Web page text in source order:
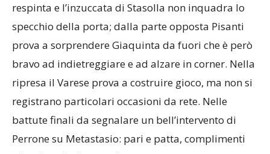
respinta e l’inzuccata di Stasolla non inquadra lo
specchio della porta; dalla parte opposta Pisanti
prova a sorprendere Giaquinta da fuori che è però
bravo ad indietreggiare e ad alzare in corner. Nella
ripresa il Varese prova a costruire gioco, ma non si
registrano particolari occasioni da rete. Nelle
battute finali da segnalare un bell’intervento di
Perrone su Metastasio: pari e patta, complimenti